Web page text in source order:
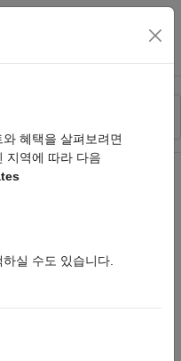
토글
혜택을 살펴보려면
지역에 따라 다음
실 수도 있습니다.